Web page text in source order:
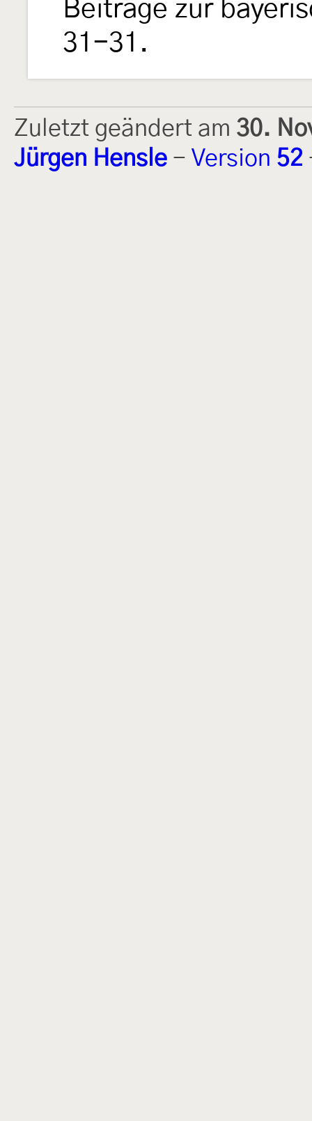
Beiträge zur
31-31.
Zuletzt geändert am 30.
Jürgen Hensle - Version 52